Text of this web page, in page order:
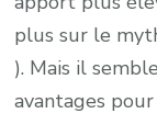
plus sur le
). Mais il
avantages